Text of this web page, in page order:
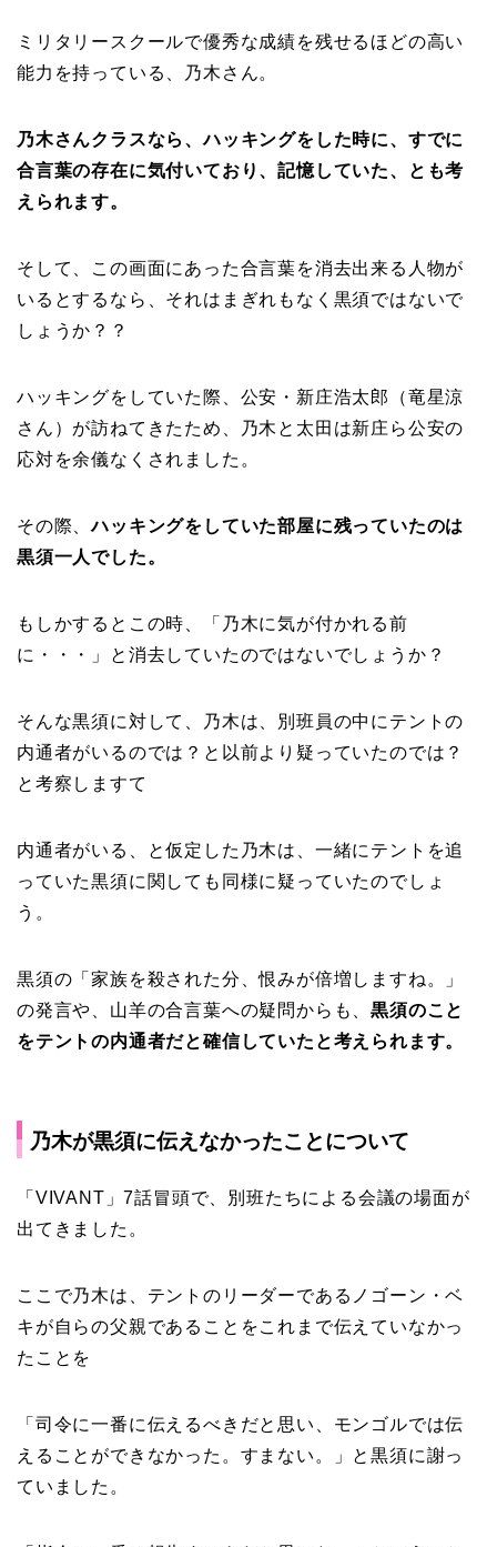
ミリタリースクールで優秀な成績を残せるほどの高い
能力を持っている、乃木さん。
乃木さんクラスなら、ハッキングをした時に、すでに
合言葉の存在に気付いており、記憶していた、とも考
えられます。
そして、この画面にあった合言葉を消去出来る人物が
いるとするなら、それはまぎれもなく黒須ではないで
しょうか？？
ハッキングをしていた際、公安・新庄浩太郎（竜星涼
さん）が訪ねてきたため、乃木と太田は新庄ら公安の
応対を余儀なくされました。
その際、ハッキングをしていた部屋に残っていたのは
黒須一人でした。
もしかするとこの時、「乃木に気が付かれる前
に・・・」と消去していたのではないでしょうか？
そんな黒須に対して、乃木は、別班員の中にテントの
内通者がいるのでは？と以前より疑っていたのでは？
と考察しますて
内通者がいる、と仮定した乃木は、一緒にテントを追
っていた黒須に関しても同様に疑っていたのでしょ
う。
黒須の「家族を殺された分、恨みが倍増しますね。」
の発言や、山羊の合言葉への疑問からも、黒須のこと
をテントの内通者だと確信していたと考えられます。
乃木が黒須に伝えなかったことについて
「VIVANT」7話冒頭で、別班たちによる会議の場面が
出てきました。
ここで乃木は、テントのリーダーであるノゴーン・ベ
キが自らの父親であることをこれまで伝えていなかっ
たことを
「司令に一番に伝えるべきだと思い、モンゴルでは伝
えることができなかった。すまない。」と黒須に謝っ
ていました。